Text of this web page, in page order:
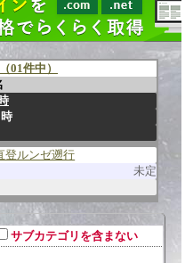
01件中）
登ルンゼ遡行
未定
サブカテゴリを含まない